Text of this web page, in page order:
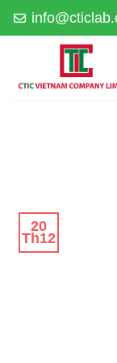
Skip
to
20
Th12